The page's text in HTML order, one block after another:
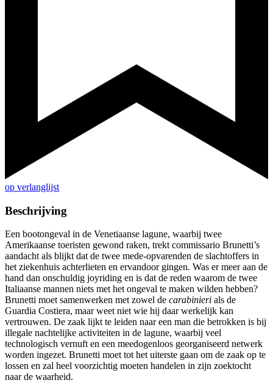
op verlanglijst
Beschrijving
Een bootongeval in de Venetiaanse lagune, waarbij twee
Amerikaanse toeristen gewond raken, trekt commissario Brunetti’s
aandacht als blijkt dat de twee mede-opvarenden de slachtoffers in
het ziekenhuis achterlieten en ervandoor gingen. Was er meer aan de
hand dan onschuldig joyriding en is dat de reden waarom de twee
Italiaanse mannen niets met het ongeval te maken wilden hebben?
Brunetti moet samenwerken met zowel de carabinieri als de
Guardia Costiera, maar weet niet wie hij daar werkelijk kan
vertrouwen. De zaak lijkt te leiden naar een man die betrokken is bij
illegale nachtelijke activiteiten in de lagune, waarbij veel
technologisch vernuft en een meedogenloos georganiseerd netwerk
worden ingezet. Brunetti moet tot het uiterste gaan om de zaak op te
lossen en zal heel voorzichtig moeten handelen in zijn zoektocht
naar de waarheid.